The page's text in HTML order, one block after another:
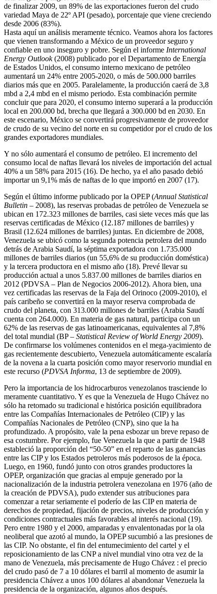
de finalizar 2009, un 89% de las exportaciones fueron del crudo
variedad Maya de 22º API (pesado), porcentaje que viene creciendo
desde 2006 (83%).
Hasta aquí un análisis meramente técnico. Veamos ahora los factores
que vienen transformando a México de un proveedor seguro y
confiable en uno inseguro y pobre. Según el informe International
Energy Outlook(2008) publicado por el Departamento de Energía
de Estados Unidos, el consumo interno mexicano de petróleo
aumentará un 24% entre 2005-2020, o más de 500.000 barriles
diarios más que en 2005. Paralelamente, la producción caerá de 3,8
mbd a 2,4 mbd en el mismo periodo. Esta combinación permite
concluir que para 2020, el consumo interno superará a la producción
local en 200.000 bd, brecha que llegará a 300.000 bd en 2030. En
este escenario, México se convertirá progresivamente de proveedor
de crudo de su vecino del norte en su competidor por el crudo de los
grandes exportadores mundiales.
Y no sólo aumentará el consumo de petróleo. El incremento del
consumo local de naftas llevará los niveles de importación del actual
40% a un 58% para 2015 (16). De hecho, ya el año pasado debió
importar un 9,1% más de naftas de lo que importó en 2007 (17).
Según el último informe publicado por la OPEP (Annual Statistical
Bulletin – 2008), las reservas probadas de petróleo de Venezuela se
ubican en 172.323 millones de barriles, casi siete veces más que las
reservas certificadas de México (12.187 millones de barriles) y
Brasil (12.624 millones de barriles) juntas. En diciembre de 2008,
Venezuela se ubicó como la segunda potencia petrolera del mundo
detrás de Arabia Saudí, la séptima exportadora con 1.735.000
millones de barriles diarios (un 55,6% de su producción doméstica)
y la tercera productora en el mismo año (18). Prevé llevar su
producción actual a unos 5.837.00 millones de barriles diarios en
2012 (PDVSA – Plan de Negocios 2006-2012). Ahora bien, una
vez certificadas las reservas de la Faja del Orinoco (2009-2010), el
país caribeño se convertirá en la mayor reserva comprobada de
crudo del planeta, con 313.000 millones de barriles (Arabia Saudí
cuenta con 264.000). En materia de gas natural, participa con un
62% de las reservas de gas latinoamericanas, equivalentes al 7,8%
del total mundial (BP – Statistical Review of World Energy 2009).
De confirmarse los volúmenes contenidos en el mega-yacimiento de
gas recientemente descubierto, Venezuela automáticamente escalaría
de la novena a la cuarta posición como mayor reservorio mundial en
este recurso (PDVSA Informa, 13 de septiembre de 2009).
Pero la importancia de los hidrocarburos venezolanos trasciende lo
meramente cuantitativo. Y es que la Venezuela de Hugo Chávez no
sólo ha retomado su tradicional e histórica posición equilibradora
entre las Compañías Internacionales de Petróleo (CIP) y las
Compañías Nacionales de Petróleo (CNP), sino que la ha
profundizado. A propósito, vale la pena esbozar un breve repaso de
esa costumbre. Por ejemplo, fue Venezuela la que a partir de 1948
estableció la proporción del “50-50” en el reparto de las ganancias
entre las CIP y los Estados petroleros más poderosos de la época.
Luego, en 1960, fundó junto con otros grandes productores la
OPEP, organización que gracias al empuje generado por la
nacionalización de la industria petrolera venezolana en 1976 (año de
la creación de PDVSA), pudo extender sus atribuciones para
comenzar a retar seriamente el poderío de las CIP en materia de
derechos de propiedad, fijación de precios, niveles de producción y
condiciones contractuales más favorables al interés nacional (19).
Pero entre 1980 y el 2000, amparadas y envalentonadas por la ola
neoliberal que azotó al mundo, la OPEP sucumbió a las presiones de
las CIP. No obstante, el fin del entumecimiento del cartel y el
reposicionamiento de las CNP a nivel mundial vino otra vez de la
mano de Venezuela, más precisamente de Hugo Chávez : el precio
del crudo pasó de 7 a 10 dólares el barril al momento de asumir la
presidencia Chávez a unos 100 dólares al abandonar Venezuela la
presidencia de la organización, algunos años después.